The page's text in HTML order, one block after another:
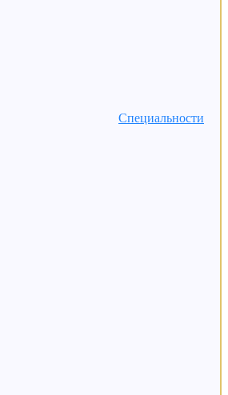
Специальности